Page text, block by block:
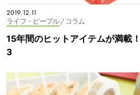
2019.12.11
ライフ・ピープル/ コラム
15年間のヒットアイテムが満載
3